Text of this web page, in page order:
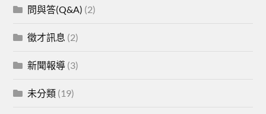
問與答(Q&A) (2)
徵才訊息 (2)
新聞報導 (3)
未分類 (19)